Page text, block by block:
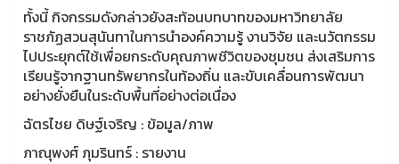
ทั้งนี้ กิจกรรมดังกล่าวยังสะท้อนบทบาทของมหาวิทยาลัย
ราชภัฏสวนสุนันทาในการนำองค์ความรู้ งานวิจัย และนวัตกรรม
ไปประยุกต์ใช้เพื่อยกระดับคุณภาพชีวิตของชุมชน ส่งเสริมการ
เรียนรู้จากฐานทรัพยากรในท้องถิ่น และขับเคลื่อนการพัฒนา
อย่างยั่งยืนในระดับพื้นที่อย่างต่อเนื่อง
ฉัตรไชย ดิษฐ์เจริญ : ข้อมูล/ภาพ
ภาณุพงศ์ ภุมรินทร์ : รายงาน